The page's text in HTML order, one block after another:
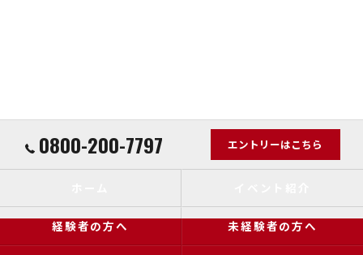
0800-200-7797 エントリーはこちら
経験者の方へ 未経験者の方へ